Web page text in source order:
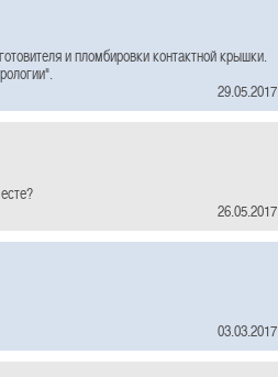
и пломбировки контактной крышки.
29.05.2017
26.05.2017
03.03.2017